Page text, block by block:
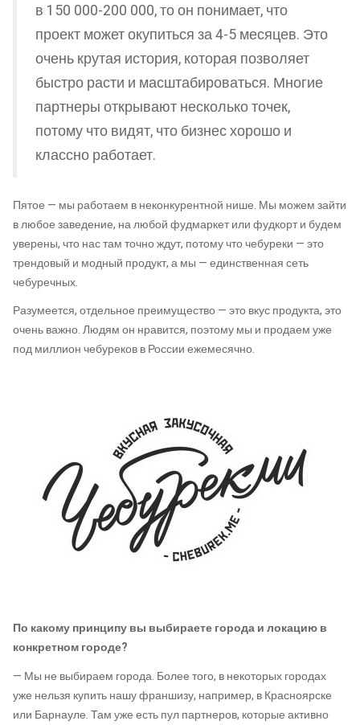
в 150 000-200 000, то он понимает, что
проект может окупиться за 4-5 месяцев. Это
очень крутая история, которая позволяет
быстро расти и масштабироваться. Многие
партнеры открывают несколько точек,
потому что видят, что бизнес хорошо и
классно работает.
Пятое — мы работаем в неконкурентной нише. Мы можем зайти
в любое заведение, на любой фудмаркет или фудкорт и будем
уверены, что нас там точно ждут, потому что чебуреки — это
трендовый и модный продукт, а мы — единственная сеть
чебуречных.
Разумеется, отдельное преимущество — это вкус продукта, это
очень важно. Людям он нравится, поэтому мы и продаем уже
под миллион чебуреков в России ежемесячно.
По какому принципу вы выбираете города и локацию в
конкретном городе?
— Мы не выбираем города. Более того, в некоторых городах
уже нельзя купить нашу франшизу, например, в Красноярске
или Барнауле. Там уже есть пул партнеров, которые активно